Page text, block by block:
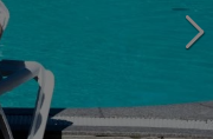
tikai daži soļi